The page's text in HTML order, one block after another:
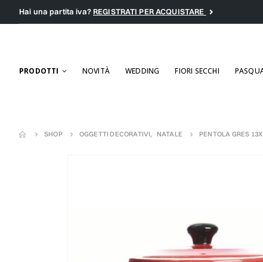
Hai una partita iva?REGISTRATI PER ACQUISTARE
PRODOTTI NOVITÀ WEDDING FIORI SECCHI
SHOP OGGETTI DECORATIVI, NATALE PENTOLA GRES